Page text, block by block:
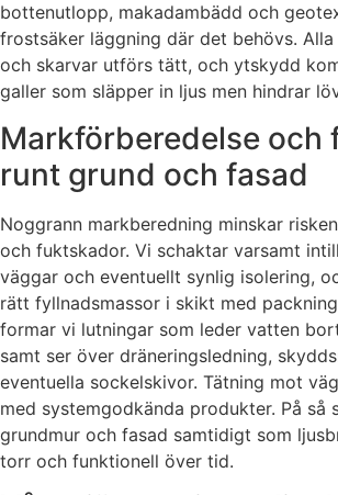
bottenutlopp, makadambädd och
frostsäker läggning där det behövs.
och skarvar utförs tätt, och ytskydd
galler som släpper in ljus men hindrar
Markförberedelse och
runt grund och fasad
Noggrann markberedning minskar
och fuktskador. Vi schaktar varsamt
väggar och eventuellt synlig isolering,
rätt fyllnadsmassor i skikt med
formar vi lutningar som leder vatten
samt ser över dräneringsledning,
eventuella sockelskivor. Tätning mot
med systemgodkända produkter. På så
grundmur och fasad samtidigt som
torr och funktionell över tid.